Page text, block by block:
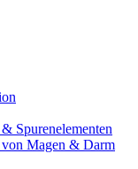
Spurenelementen
von Magen & Darm